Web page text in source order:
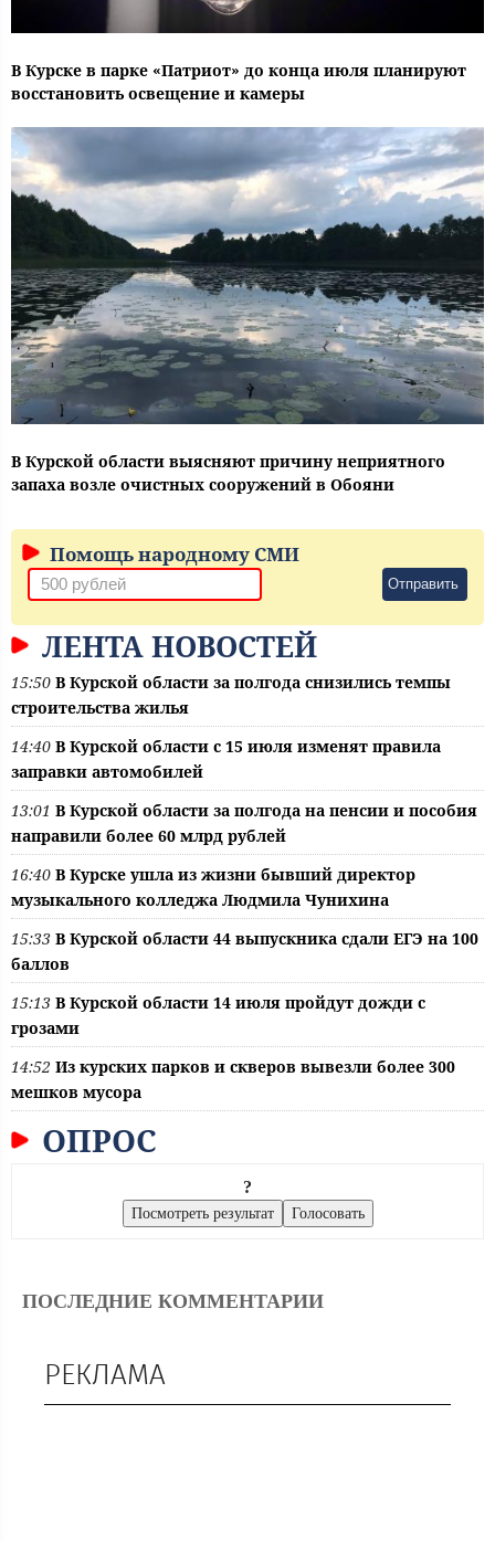
В Курске в парке «Патриот» до конца июля планируют
восстановить освещение и камеры
В Курской области выясняют причину неприятного
запаха возле очистных сооружений в Обояни
Помощь народному СМИ
Отправить
ЛЕНТА НОВОСТЕЙ
15:50 В Курской области за полгода снизились темпы
строительства жилья
14:40 В Курской области с 15 июля изменят правила
заправки автомобилей
13:01 В Курской области за полгода на пенсии и пособия
направили более 60 млрд рублей
16:40 В Курске ушла из жизни бывший директор
музыкального колледжа Людмила Чунихина
15:33 В Курской области 44 выпускника сдали ЕГЭ на 100
баллов
15:13 В Курской области 14 июля пройдут дожди с
грозами
14:52 Из курских парков и скверов вывезли более 300
мешков мусора
ОПРОС
?
ПОСЛЕДНИЕ КОММЕНТАРИИ
РЕКЛАМА